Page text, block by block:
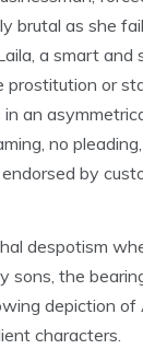
brutal as she
a smart and
prostitution or
an
no
by
despotism
sons, the
depiction
characters.